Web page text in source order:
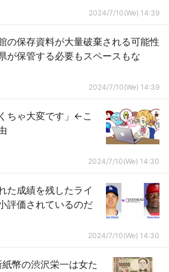
2024/7/10(We) 14:39
の保存資料が大量破棄される可能性
が保管する必要もスペースもな
2024/7/10(We) 14:39
ちゃ大変です」←こ
2024/7/10(We) 14:30
た成績を残したライ
評価されているのだ
2024/7/10(We) 14:30
紙幣の渋沢栄一は女た